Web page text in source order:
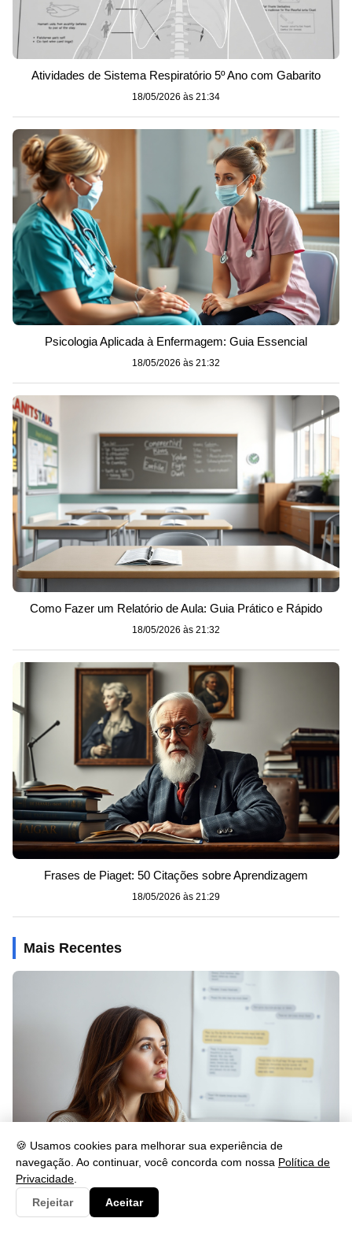
🍪 Usamos cookies para melhorar sua experiência de
navegação. Ao continuar, você concorda com nossa Política de
Privacidade
Rejeitar
Aceitar
Atividades de Sistema Respiratório 5º Ano com Gabarito
18/05/2026 às 21:34
Psicologia Aplicada à Enfermagem: Guia Essencial
18/05/2026 às 21:32
Como Fazer um Relatório de Aula: Guia Prático e Rápido
18/05/2026 às 21:32
Frases de Piaget: 50 Citações sobre Aprendizagem
18/05/2026 às 21:29
Mais Recentes
Frases para Quem Te Ignora no WhatsApp: 30 Ideias